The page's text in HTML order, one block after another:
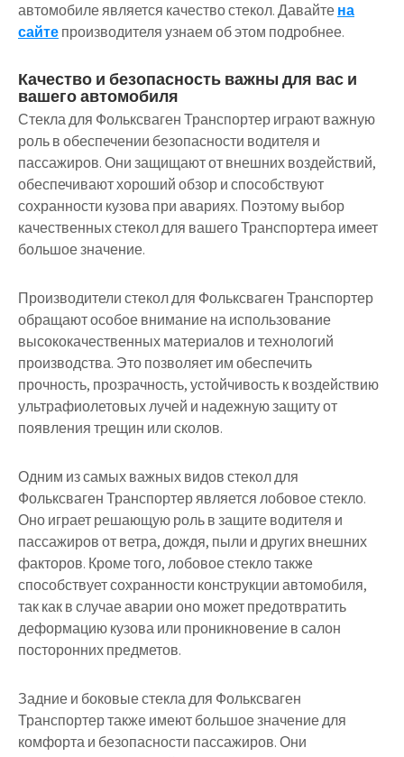
автомобиле является качество стекол. Давайтена
сайтепроизводителя узнаем об этом подробнее.
Качество и безопасность важны для вас и
вашего автомобиля
Стекла для Фольксваген Транспортер играют важную
роль в обеспечении безопасности водителя и
пассажиров. Они защищают от внешних воздействий,
обеспечивают хороший обзор и способствуют
сохранности кузова при авариях. Поэтому выбор
качественных стекол для вашего Транспортера имеет
большое значение.
Производители стекол для Фольксваген Транспортер
обращают особое внимание на использование
высококачественных материалов и технологий
производства. Это позволяет им обеспечить
прочность, прозрачность, устойчивость к воздействию
ультрафиолетовых лучей и надежную защиту от
появления трещин или сколов.
Одним из самых важных видов стекол для
Фольксваген Транспортер является лобовое стекло.
Оно играет решающую роль в защите водителя и
пассажиров от ветра, дождя, пыли и других внешних
факторов. Кроме того, лобовое стекло также
способствует сохранности конструкции автомобиля,
так как в случае аварии оно может предотвратить
деформацию кузова или проникновение в салон
посторонних предметов.
Задние и боковые стекла для Фольксваген
Транспортер также имеют большое значение для
комфорта и безопасности пассажиров. Они